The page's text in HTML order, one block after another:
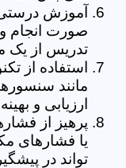
آموزش
صورت
تدریس از یک
استفاده از
مانند
ارزیابی و
پرهیز از
یا فشارهای
تواند در